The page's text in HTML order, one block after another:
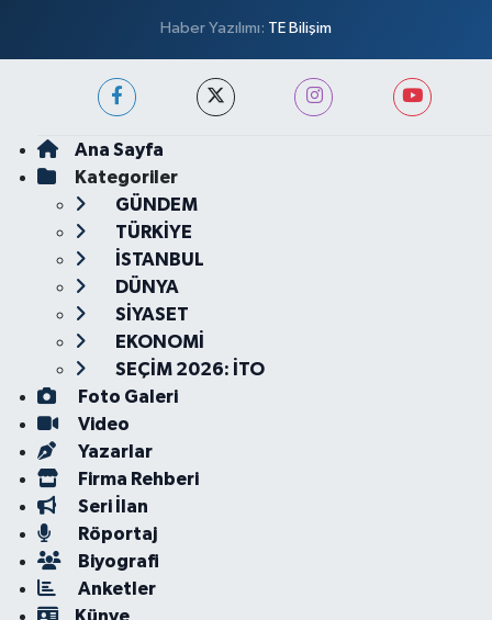
Haber Yazılımı: TE Bilişim
Ana Sayfa
Kategoriler
GÜNDEM
TÜRKİYE
İSTANBUL
DÜNYA
SİYASET
EKONOMİ
SEÇİM 2026: İTO
Foto Galeri
Video
Yazarlar
Firma Rehberi
Seri İlan
Röportaj
Biyografi
Anketler
Künye